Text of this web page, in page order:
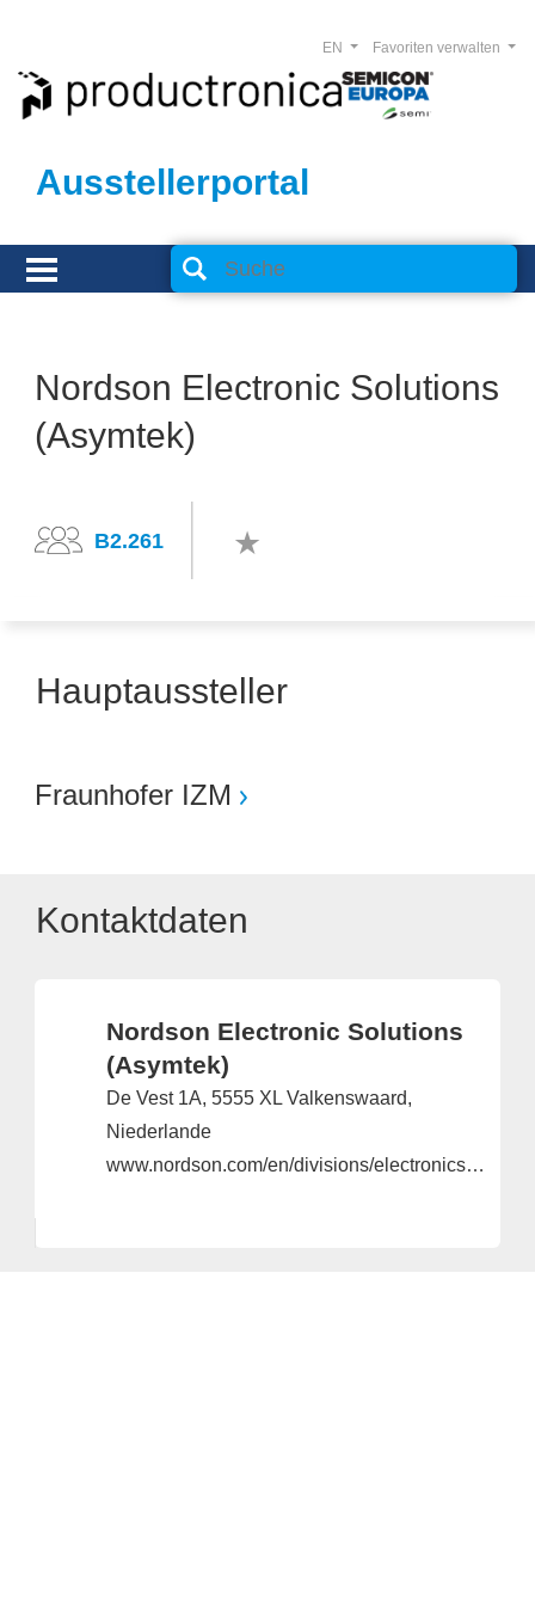
Ausstellerportal
Favoriten verwalten
EN
Nordson Electronic Solutions
(Asymtek)
B2.261
Hauptaussteller
Fraunhofer IZM
Kontaktdaten
Nordson Electronic Solutions
(Asymtek)
De Vest 1A, 5555 XL Valkenswaard,
Niederlande
www.nordson.com/en/divisions/electronics-solutions